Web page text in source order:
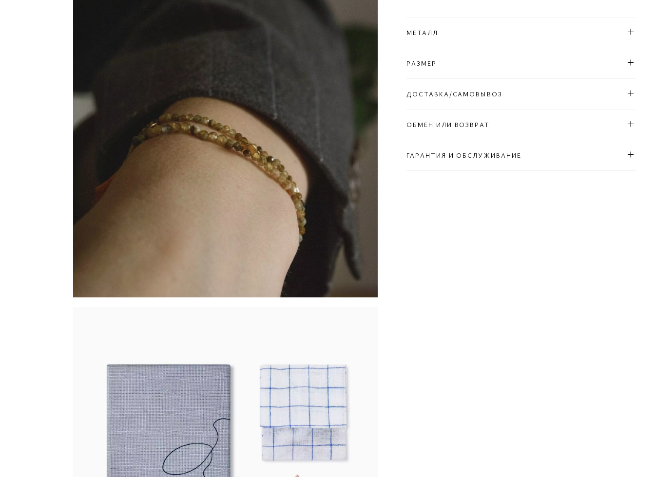
МЕТАЛЛ
РАЗМЕР
ДОСТАВКА/САМОВЫВОЗ
ОБМЕН ИЛИ ВОЗВРАТ
ГАРАНТИЯ И ОБСЛУЖИВАНИЕ